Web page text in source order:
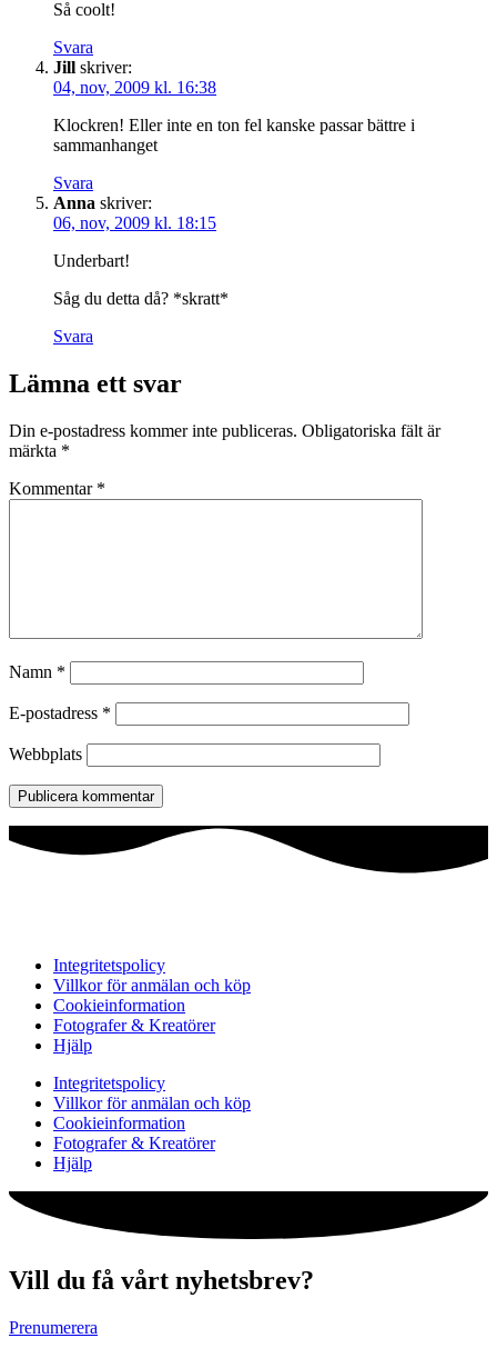
Så coolt!
Svara
Jill skriver:
04, nov, 2009 kl. 16:38
Klockren! Eller inte en ton fel kanske passar bättre i
sammanhanget
Svara
Anna skriver:
06, nov, 2009 kl. 18:15
Underbart!
Såg du detta då? *skratt*
Svara
Lämna ett svar
Din e-postadress kommer inte publiceras. Obligatoriska fält är
märkta *
Kommentar *
Namn *
E-postadress *
Webbplats
Integritetspolicy
Villkor för anmälan och köp
Cookieinformation
Fotografer & Kreatörer
Hjälp
Integritetspolicy
Villkor för anmälan och köp
Cookieinformation
Fotografer & Kreatörer
Hjälp
Vill du få vårt nyhetsbrev?
Prenumerera